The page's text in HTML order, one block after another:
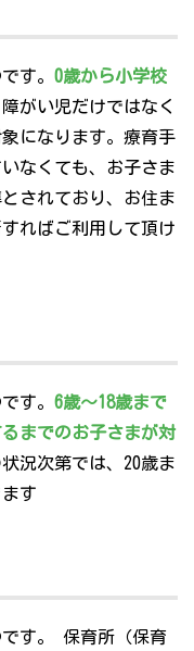
す。 0歳から小学校
がい児だけではなく
になります。療育手
なくても、お子さま
されており、お住ま
ればご利用して頂け
す。 6歳～18歳まで
までのお子さまが対
況次第では、20歳ま
す
す。 保育所（保育